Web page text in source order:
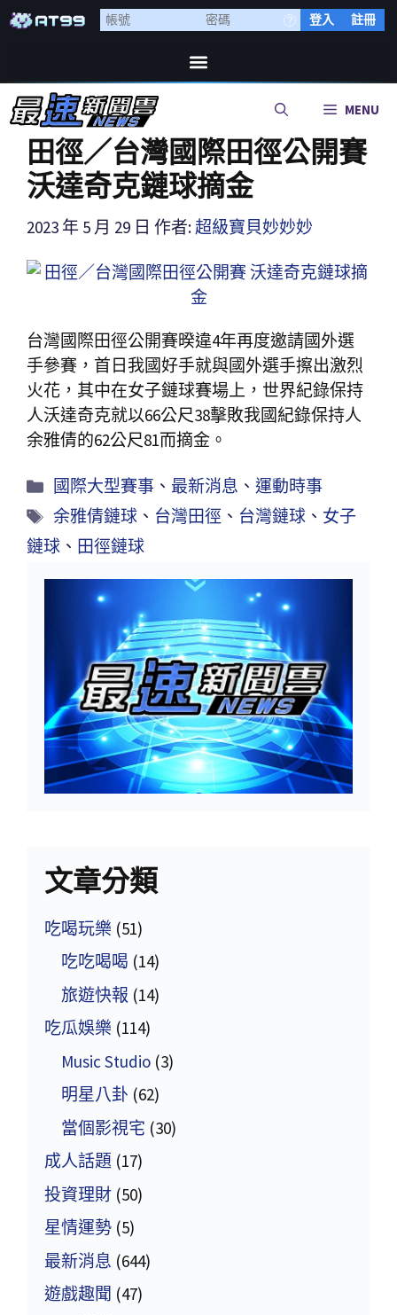
登入 註冊
MENU
田徑／台灣國際田徑公開賽
沃達奇克鏈球摘金
2023 年 5 月 29 日 作者: 超級寶貝妙妙妙
台灣國際田徑公開賽暌違4年再度邀請國外選
手參賽，首日我國好手就與國外選手擦出激烈
火花，其中在女子鏈球賽場上，世界紀錄保持
人沃達奇克就以66公尺38擊敗我國紀錄保持人
余雅倩的62公尺81而摘金。
國際大型賽事 、最新消息 、運動時事
余雅倩鏈球 、 台灣田徑 、 台灣鏈球 、 女子
鏈球 、 田徑鏈球
文章分類
吃喝玩樂 (51)
吃吃喝喝 (14)
旅遊快報 (14)
吃瓜娛樂 (114)
Music Studio (3)
明星八卦 (62)
當個影視宅 (30)
成人話題 (17)
投資理財 (50)
星情運勢 (5)
最新消息 (644)
遊戲趣聞 (47)